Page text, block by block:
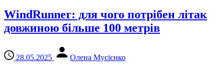
WindRunner: для чого потрібен літак
довжиною більше 100 метрів
28.05.2025 Олена Мусієнко